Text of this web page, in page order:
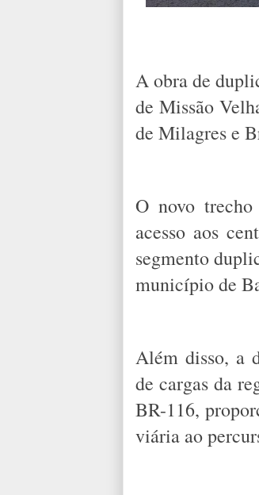
A obra de
de Missão
de Milagres e
O novo
acesso aos
segmento
município de
Além disso, a
de cargas da
BR-116,
viária ao